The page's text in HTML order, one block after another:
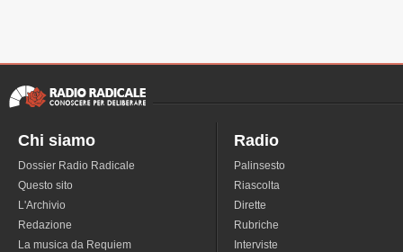
Chi siamo
Dossier Radio Radicale
Questo sito
L'Archivio
Redazione
La musica da Requiem
Radio
Palinsesto
Riascolta
Dirette
Rubriche
Interviste